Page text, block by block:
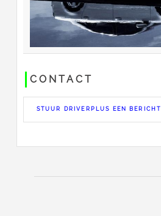
CONTACT
STUUR DRIVERPLUS EEN BERICHT